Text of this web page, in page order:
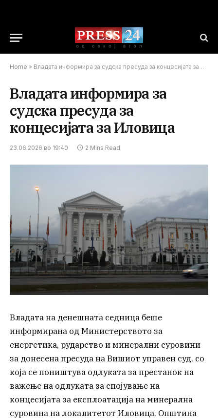
Home » Владата информира за судска пресуда за концесијата за Иловица
Владата информира за
судска пресуда за
концесијата за Иловица
23.06.2026 во 19:40 2 Mins Read
Владата на денешната седница беше
информирана од Министерството за
енергетика, рударство и минерални суровини
за донесена пресуда на Вишиот управен суд, со
која се поништува одлуката за престанок на
важење на одлуката за спојување на
концесијата за експлоатација на минерална
суровина на локалитетот Иловица, Општина